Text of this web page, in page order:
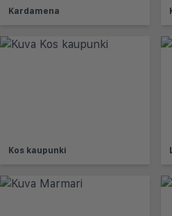
Kardamena
Kos kaupunki